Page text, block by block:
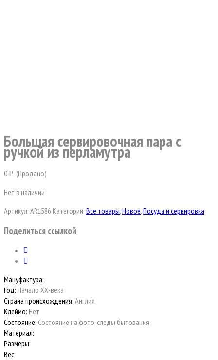
Большая сервировочная пара с
ручкой из перламутра
0Р (Продано)
Нет в наличии
Артикул: AR1586 Категории: Все товары,Новое,Посуда и сервировка
Поделиться ссылкой
Мануфактура:
Год: Начало ХХ-века
Страна происхождения: Англия
Клеймо: Нет
Состояние: Состояние на фото, следы бытования
Материал:
Размеры:
Вес: